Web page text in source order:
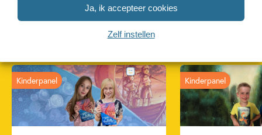
Ja, ik accepteer cookies
Zelf instellen
Bekijk de tips van ons
Kinderpanel
Kinderpanel Kinderpanel